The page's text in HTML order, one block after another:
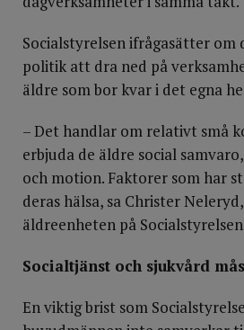
Socialstyrelsen ifrågasätter om
politik att dra ned på
äldre som bor kvar i det egna
– Det handlar om relativt små
erbjuda de äldre social
och motion. Faktorer som har
deras hälsa, sa Christer
äldreenheten på
Socialtjänst och sjukvård
En viktig brist som